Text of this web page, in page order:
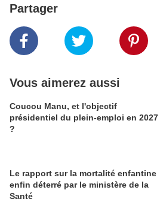
Partager
Vous aimerez aussi
Coucou Manu, et l'objectif
présidentiel du plein-emploi en 2027
?
Le rapport sur la mortalité enfantine
enfin déterré par le ministère de la
Santé